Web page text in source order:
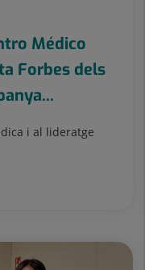
Médico
Forbes dels
i al lideratge